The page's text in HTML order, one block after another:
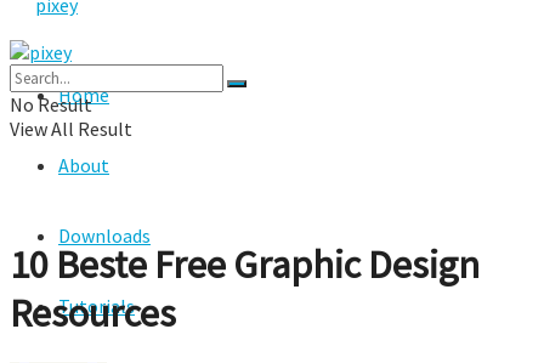
Home
About
Downloads
Tutorials
No Result
View All Result
10 Beste Free Graphic Design
Resources